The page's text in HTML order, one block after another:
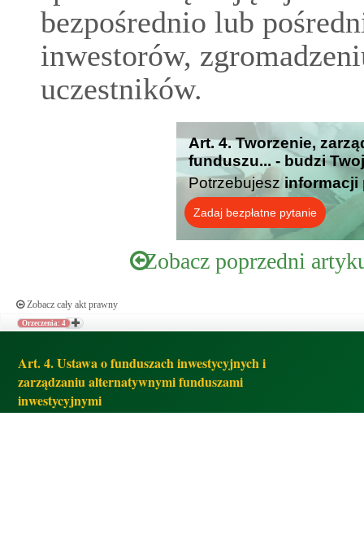
bezpośrednio lub
inwestorów,
uczestników.
Art. 4. Tworzenie,
funduszu... - budzi
Potrzebujesz informacji
Zadaj bezpłatne pytanie
Zobacz poprzedni
Zobacz cały akt prawny
Orzeczenia: 4
Art. 4. Ustawa o funduszach inwestycyjnych i
zarządzaniu alternatywnymi funduszami
inwestycyjnymi